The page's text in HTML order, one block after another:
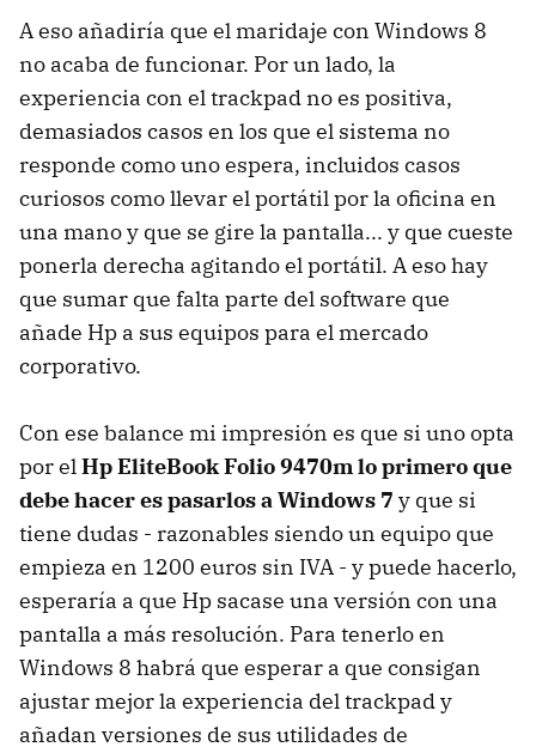
A eso añadiría que el maridaje con Windows 8
no acaba de funcionar. Por un lado, la
experiencia con el trackpad no es positiva,
demasiados casos en los que el sistema no
responde como uno espera, incluidos casos
curiosos como llevar el portátil por la oficina en
una mano y que se gire la pantalla... y que cueste
ponerla derecha agitando el portátil. A eso hay
que sumar que falta parte del software que
añade Hp a sus equipos para el mercado
corporativo.
Con ese balance mi impresión es que si uno opta
por elHp EliteBook Folio 9470m lo primero que
debe hacer es pasarlos a Windows 7 y que si
tiene dudas - razonables siendo un equipo que
empieza en 1200 euros sin IVA - y puede hacerlo,
esperaría a que Hp sacase una versión con una
pantalla a más resolución. Para tenerlo en
Windows 8 habrá que esperar a que consigan
ajustar mejor la experiencia del trackpad y
añadan versiones de sus utilidades de